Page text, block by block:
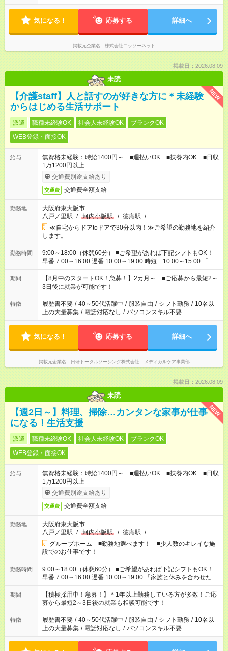
気になる！ 応募する 詳細へ
掲載元企業名 株式会社ニッソーネット
掲載日：2026.08.09
未読
NEW
【介護staff】人と話すのが好きな方に＊未経験
からはじめる生活サポート
派遣 職種未経験OK 社会人未経験OK
ブランクOK
WEB登録・面接OK
給与
無資格未経験：時給1400円～ ■週払いOK ■扶養内OK ■日収
1万1200円以上
交通費別途支給あり
交通費 交通費全額支給
勤務地
大阪府東大阪市
八戸ノ里駅 / 河内小阪駅 / 徳庵駅 / …
≪自宅からドアtoドアで30分以内！≫ご希望の勤務地を紹介
します。
勤務時間
9:00～18:00（休憩60分） ■ご希望があれば下記シフトもOK！
早番 7:00～16:00 遅番 10:00～19:00 時短 10:00～15:00 「家
族と休みを合わせたい」 「余裕を持って夕飯の準備がしたい」
「できれば残業はしたくない」 など、ご希望を教えてください
ね。 ※Wワーク希望の方へ 今ご覧のお仕事で希望する勤務時間
と、もう1つのお仕事の勤務時間。 合計で週40時間を超える場
合は応募できません。
期間
【8月中のスタートOK！急募！】2カ月～ ■ご応募から最短2～
3日後に就業が可能です！
特徴 履歴書不要 / 40～50代活躍中 / 服装自由 / シフト勤務 / 10名以
上の大量募集 / 電話対応なし / パソコンスキル不要
気になる！ 応募する 詳細へ
掲載元企業名 日研トータルソーシング株式会社 メディカルケア事業部
掲載日：2026.08.09
未読
NEW
【週2日～】料理、掃除…カンタンな家事が仕事
になる！生活支援
派遣 職種未経験OK 社会人未経験OK
ブランクOK
WEB登録・面接OK
給与
無資格未経験：時給1400円～ ■週払いOK ■扶養内OK ■日収
1万1200円以上
交通費別途支給あり
交通費 交通費全額支給
勤務地
大阪府東大阪市
八戸ノ里駅 / 河内小阪駅 / 徳庵駅 / …
グループホーム ■勤務地選べます！ ■少人数のキレイな施
設でのお仕事です！
勤務時間
9:00～18:00（休憩60分） ■ご希望があれば下記シフトもOK！
早番 7:00～16:00 遅番 10:00～19:00 「家族と休みを合わせた
い」 「余裕を持って夕飯の準備がしたい」 「できれば残業はし
たくない」 など、ご希望を教えてくださいね。 ※Wワーク希望
の方へ 今ご覧のお仕事で希望する勤務時間と、もう1つのお仕事
の勤務時間。 合計で週40時間を超える場合は応募できません。
期間
【積極採用中！急募！】＊1年以上勤務している方が多数！ご応
募から最短2～3日後の就業も相談可能です！
特徴 履歴書不要 / 40～50代活躍中 / 服装自由 / シフト勤務 / 10名以
上の大量募集 / 電話対応なし / パソコンスキル不要